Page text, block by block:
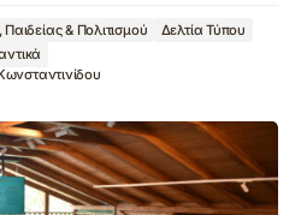
& Πολιτισμού
Δελτία Τύπου